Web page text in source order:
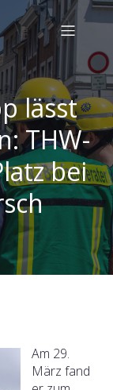
lässt
THW-
bei
Am 29.
März fand